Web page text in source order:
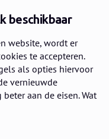
beschikbaar
website, wordt er
te accepteren.
als opties hiervoor
vernieuwde
aan de eisen. Wat